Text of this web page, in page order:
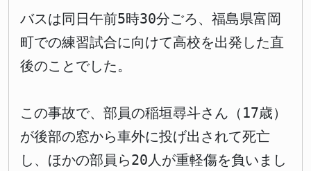
バスは同日午前5時30分ごろ、福島県富岡
町での練習試合に向けて高校を出発した直
後のことでした。
この事故で、部員の稲垣尋斗さん（17歳）
が後部の窓から車外に投げ出されて死亡
し、ほかの部員ら20人が重軽傷を負いまし